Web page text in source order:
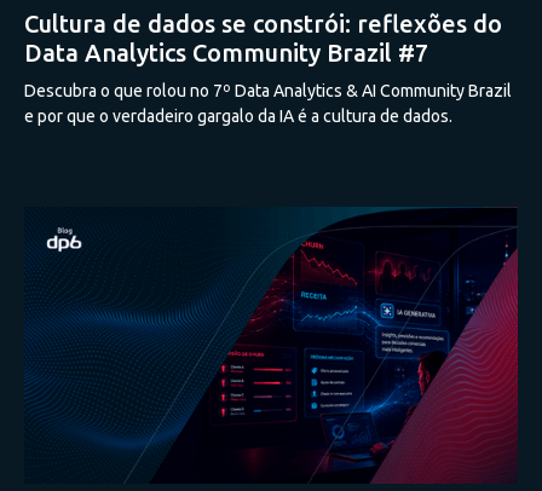
Cultura de dados se constrói: reflexões do
Data Analytics Community Brazil #7
Descubra o que rolou no 7º Data Analytics & AI Community Brazil
e por que o verdadeiro gargalo da IA é a cultura de dados.